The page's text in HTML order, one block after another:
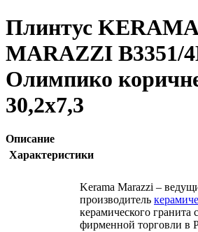
Плинтус KERAMA
MARAZZI B3351/
Олимпико
30,2х7,3
Описание
Характеристики
Kerama Marazzi –
производитель
керамического гранита
фирменной торговли в